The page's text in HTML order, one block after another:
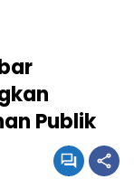
Publik